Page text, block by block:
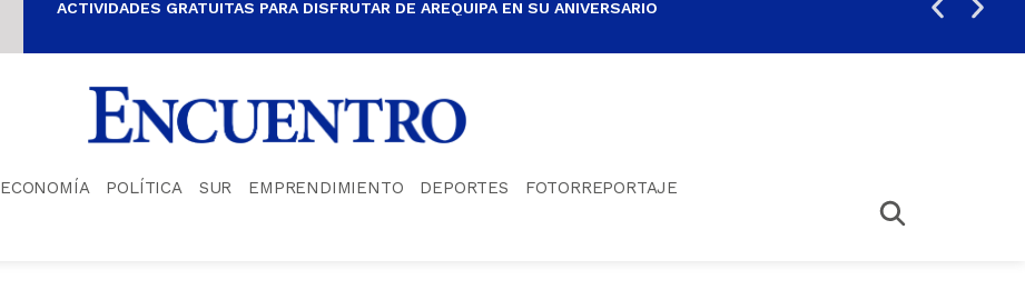
ACTIVIDADES GRATUITAS PARA DISFRUTAR DE AREQUIPA EN SU ANIVERSARIO
ECONOMÍA POLÍTICA SUR EMPRENDIMIENTO DEPORTES FOTORREPORTAJE